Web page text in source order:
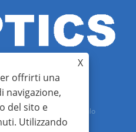
Co., Ltd - Modulo
- Tutti i diritti riservati.
X
offrirti una
navigazione,
del sito e
Utilizzando